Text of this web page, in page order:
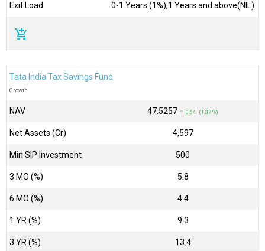
Exit Load 0-1 Years (1%),1 Years and above(NIL)
add_shopping_cart
Tata India Tax Savings Fund
Growth
NAV ₹47.5257 ↑ 0.64 (1.37 %)
Net Assets (Cr) ₹4,597
Min SIP Investment 500
3 MO (%) 5.8
6 MO (%) 4.4
1 YR (%) 9.3
3 YR (%) 13.4